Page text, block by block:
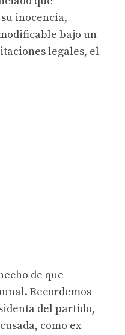
inocencia,
bajo un
legales, el
de que
Recordemos
del partido,
como ex